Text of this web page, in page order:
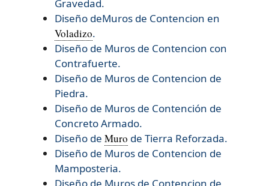
Gravedad.
Diseño deMuros de Contencion en
Voladizo.
Diseño de Muros de Contencion con
Contrafuerte.
Diseño de Muros de Contencion de
Piedra.
Diseño de Muros de Contención de
Concreto Armado.
Diseño de Muro de Tierra Reforzada.
Diseño de Muros de Contencion de
Mamposteria.
Diseño de Muros de Contencion de